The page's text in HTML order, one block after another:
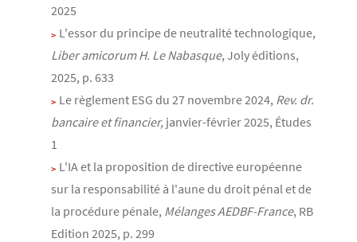
2025
L'essor du principe de neutralité technologique,
Liber amicorum H. Le Nabasque, Joly éditions,
2025, p. 633
Le règlement ESG du 27 novembre 2024, Rev. dr.
bancaire et financier, janvier-février 2025, Études
1
L'IA et la proposition de directive européenne
sur la responsabilité à l'aune du droit pénal et de
la procédure pénale, Mélanges AEDBF-France, RB
Edition 2025, p. 299